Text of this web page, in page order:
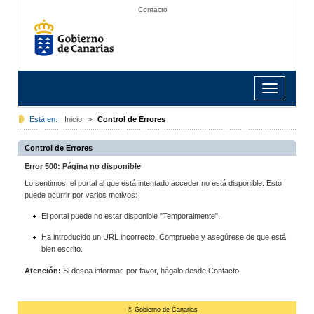
Contacto
Toggle
navigation
Está en: Inicio > Control de Errores
Control de Errores
Error 500: Página no disponible
Lo sentimos, el portal al que está intentado acceder no está disponible. Esto
puede ocurrir por varios motivos:
El portal puede no estar disponible "Temporalmente".
Ha introducido un URL incorrecto. Compruebe y asegúrese de que está
bien escrito.
Atención: Si desea informar, por favor, hágalo desde Contacto.
© Gobierno de Canarias